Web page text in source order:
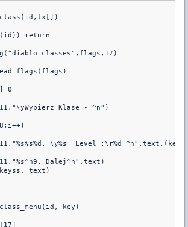
return
Klase - ^n")
\y%s  Level :\r%d
Dalej^n",text)
keyss, text)
key)